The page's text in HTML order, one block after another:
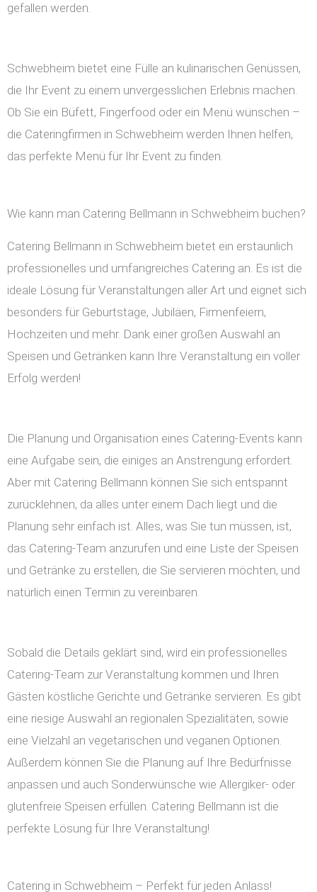
gefallen werden.
Schwebheim bietet eine Fülle an kulinarischen Genüssen,
die Ihr Event zu einem unvergesslichen Erlebnis machen.
Ob Sie ein Büfett, Fingerfood oder ein Menü wünschen –
die Cateringfirmen in Schwebheim werden Ihnen helfen,
das perfekte Menü für Ihr Event zu finden.
Wie kann man Catering Bellmann in Schwebheim buchen?
Catering Bellmann in Schwebheim bietet ein erstaunlich
professionelles und umfangreiches Catering an. Es ist die
ideale Lösung für Veranstaltungen aller Art und eignet sich
besonders für Geburtstage, Jubiläen, Firmenfeiern,
Hochzeiten und mehr. Dank einer großen Auswahl an
Speisen und Getränken kann Ihre Veranstaltung ein voller
Erfolg werden!
Die Planung und Organisation eines Catering-Events kann
eine Aufgabe sein, die einiges an Anstrengung erfordert.
Aber mit Catering Bellmann können Sie sich entspannt
zurücklehnen, da alles unter einem Dach liegt und die
Planung sehr einfach ist. Alles, was Sie tun müssen, ist,
das Catering-Team anzurufen und eine Liste der Speisen
und Getränke zu erstellen, die Sie servieren möchten, und
natürlich einen Termin zu vereinbaren.
Sobald die Details geklärt sind, wird ein professionelles
Catering-Team zur Veranstaltung kommen und Ihren
Gästen köstliche Gerichte und Getränke servieren. Es gibt
eine riesige Auswahl an regionalen Spezialitäten, sowie
eine Vielzahl an vegetarischen und veganen Optionen.
Außerdem können Sie die Planung auf Ihre Bedürfnisse
anpassen und auch Sonderwünsche wie Allergiker- oder
glutenfreie Speisen erfüllen. Catering Bellmann ist die
perfekte Lösung für Ihre Veranstaltung!
Catering in Schwebheim – Perfekt für jeden Anlass!